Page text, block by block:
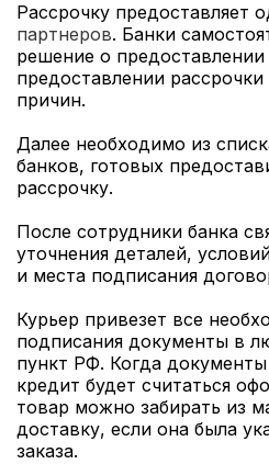
Рассрочку предоставляет
партнеров. Банки
решение о предоставлении
предоставлении рассрочки
причин.
Далее необходимо из
банков, готовых
рассрочку.
После сотрудники банка
уточнения деталей,
и места подписания
Курьер привезет все
подписания документы в
пункт РФ. Когда документы
кредит будет считаться
товар можно забирать из
доставку, если она была
заказа.